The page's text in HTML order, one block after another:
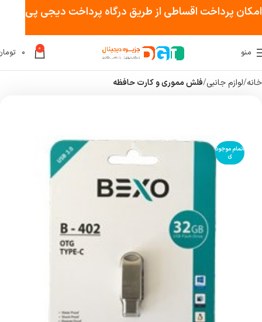
منو 0 ۰
خانه لوازم جانبی فلش مموری و کارت حافظه
اتمام موجود
ی
امکان پرداخت اقساطی از طریق درگاه پرداخت دیجی پی